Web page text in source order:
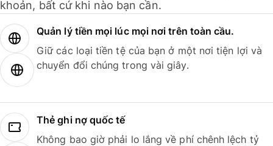
khoản, bất cứ khi nào bạn cần.
Quản lý tiền mọi lúc mọi nơi trên toàn cầu.
Giữ các loại tiền tệ của bạn ở một nơi tiện lợi và
chuyển đổi chúng trong vài giây.
Thẻ ghi nợ quốc tế
Không bao giờ phải lo lắng về phí chênh lệch tỷ